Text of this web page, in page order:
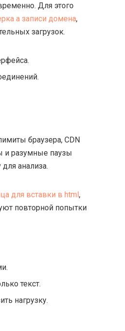
Для этого
а записи домена,
загрузок.
браузера, CDN
и разумные паузы
анализа.
для вставки в html,
повторной попытки
текст.
нагрузку.